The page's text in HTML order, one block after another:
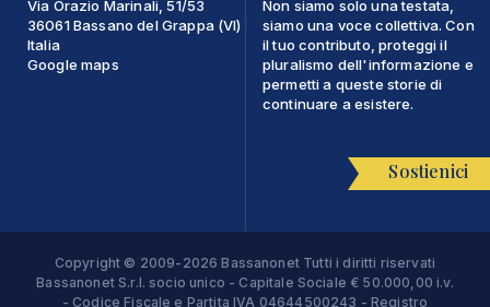
Via Orazio Marinali, 51/53
36061 Bassano del Grappa (VI)
Italia
Google maps
Non siamo solo una testata,
siamo una voce collettiva. Con
il tuo contributo, proteggi il
pluralismo dell'informazione e
permetti a queste storie di
continuare a esistere.
Sostienici
Copyright © 2009-2026 Bassanonet Tutti i diritti riservati
Bassanonet S.r.l. socio unico - Capitale Sociale € 50.000,00 i.v.
- Codice Fiscale e Partita IVA 04644500243 - Registro